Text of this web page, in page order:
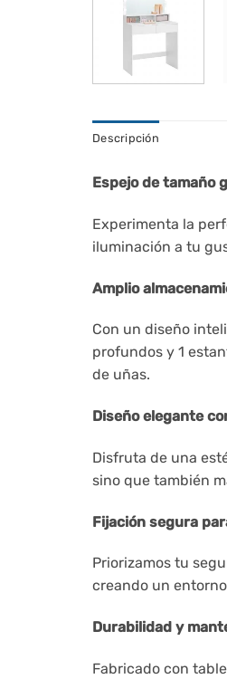
Descripción
Espejo de tamaño
Experimenta la
iluminación a tu
Amplio
Con un diseño
profundos y 1
de uñas.
Diseño elegante
Disfruta de una
sino que también
Fijación segura
Priorizamos tu
creando un
Durabilidad y
Fabricado con